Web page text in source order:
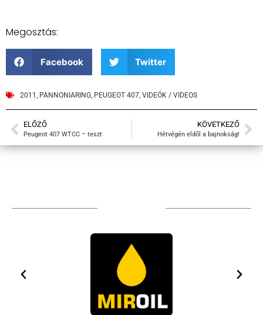
Megosztás:
Facebook Twitter
2011 , PANNONIARING, PEUGEOT 407, VIDEÓK / VIDEOS
ELŐZŐ
Peugeot 407 WTCC – teszt
KÖVETKEZŐ
Hétvégén eldől a bajnokság!